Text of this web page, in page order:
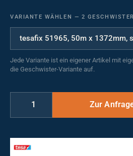
VARIANTE WÄHLEN — 2
Jede Variante ist ein eigener Artikel mit
die Geschwister-Variante auf.